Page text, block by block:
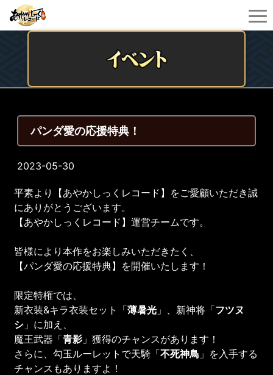
パンダ愛の応援特典！
2023-05-30
平素より【あやかしっくレコード】をご愛顧いただき誠
にありがとうございます。
【あやかしっくレコード】運営チームです。
皆様により本作をお楽しみいただきたく、
【パンダ愛の応援特典】を開催いたします！
限定特権では、
新衣装&キラ衣装セット「薄暑光 」、新神将「フツヌ
シ 」に加え、
魔王武器「青影 」獲得のチャンスがあります！
さらに、勾玉ルーレットで天騎「不死神鳥 」を入手する
チャンスもありますよ！